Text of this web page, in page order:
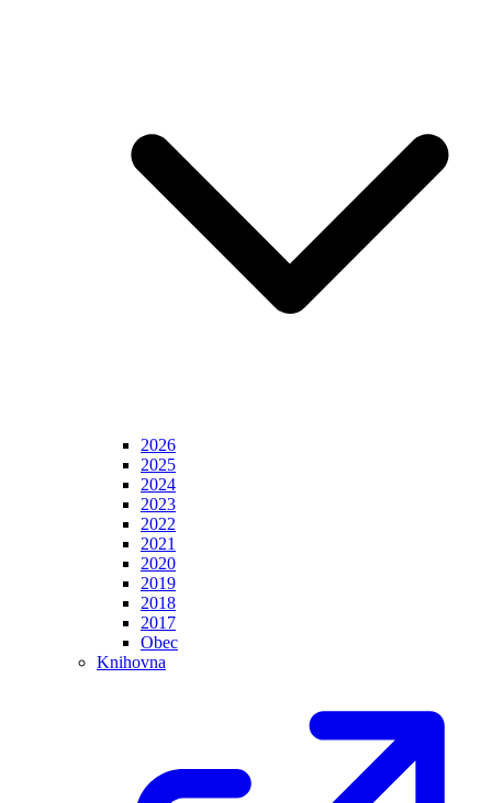
2026
2025
2024
2023
2022
2021
2020
2019
2018
2017
Obec
Knihovna